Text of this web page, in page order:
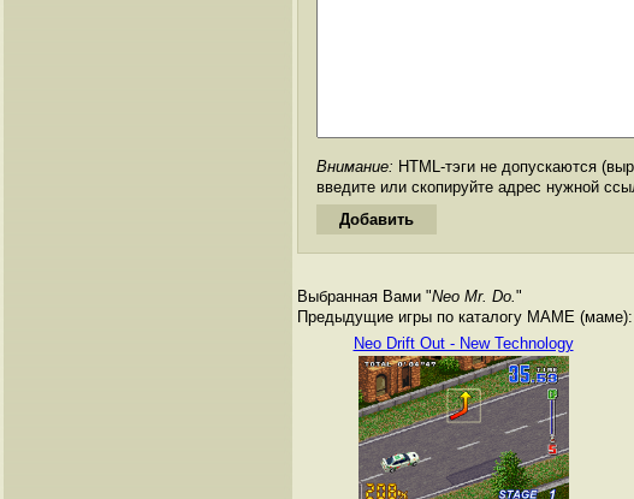
Внимание: HTML-тэги не допускаются
введите или скопируйте адрес нужной
Выбранная Вами "Neo Mr. Do."
Предыдущие игры по каталогу MAME (маме):
Neo Drift Out - New Technology